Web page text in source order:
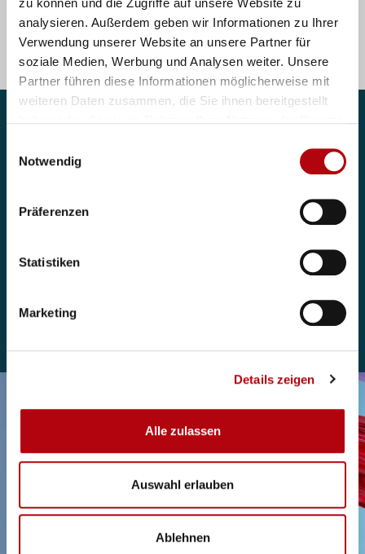
analysieren. Außerdem geben wir Informationen zu Ihrer
Verwendung unserer Website an unsere Partner für
soziale Medien, Werbung und Analysen weiter. Unsere
Partner führen diese Informationen möglicherweise mit
weiteren Daten zusammen, die Sie ihnen bereitgestellt
Notwendig
Präferenzen
Statistiken
Marketing
Details zeigen
Alle zulassen
Auswahl erlauben
Ablehnen
oder auf der Suche sind nach passenden Expert:innen für
Ihr Team, stehen wir Ihnen gerne zur Seite. Kontaktieren
Berater:innen zu sprechen.
Kontakt